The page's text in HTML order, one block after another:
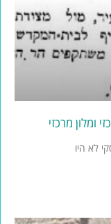
ומלון מרכזי